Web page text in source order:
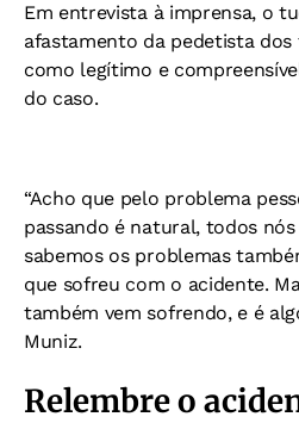
Em entrevista à imprensa, o
afastamento da pedetista
como legítimo e
do caso.
“Acho que pelo problema
passando é natural, todos
sabemos os problemas
que sofreu com o acidente.
também vem sofrendo, e é
Muniz.
Relembre o